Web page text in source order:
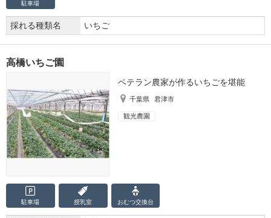
駐車場
採れる種類名 いちご
高橋いちご園
ベテラン農家が作るいちごを堪能
千葉県 君津市
観光農園
駐車場 授乳室 おむつ交換台